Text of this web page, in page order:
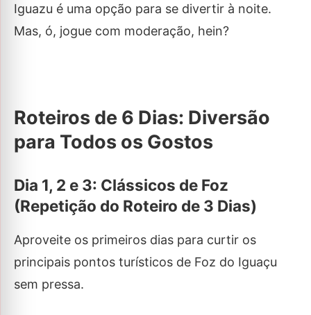
Iguazu é uma opção para se divertir à noite.
Mas, ó, jogue com moderação, hein?
Roteiros de 6 Dias: Diversão
para Todos os Gostos
Dia 1, 2 e 3: Clássicos de Foz
(Repetição do Roteiro de 3 Dias)
Aproveite os primeiros dias para curtir os
principais pontos turísticos de Foz do Iguaçu
sem pressa.